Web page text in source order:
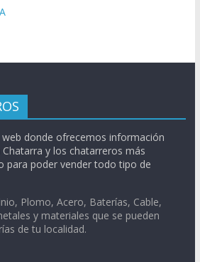
donde ofrecemos información
y los chatarreros más
para poder vender todo tipo de
Plomo, Acero, Baterías, Cable,
y materiales que se pueden
de tu localidad.